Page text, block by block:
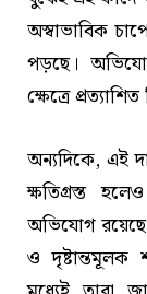
অস্বাভাবিক
পড়ছে।
ক্ষেত্রে
অন্যদিকে, এই
ক্ষতিগ্রস্ত
অভিযোগ
ও দৃষ্টান্তমূলক